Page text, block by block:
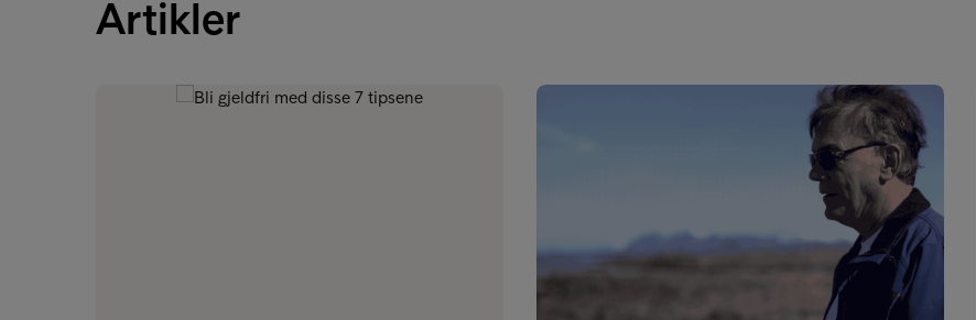
Artikler